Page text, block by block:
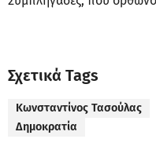
Σχετικά Tags
Κωνσταντίνος Τασούλας
Δημοκρατία